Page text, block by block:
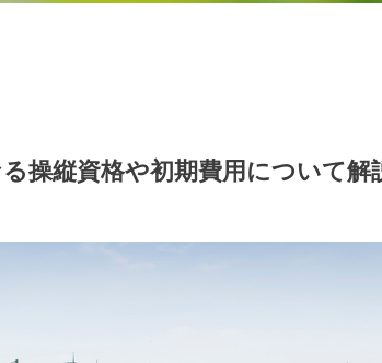
操縦資格や初期費用について解